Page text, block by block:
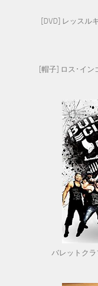
[DVD] レッスル
[帽子] ロス･イン
バレットク